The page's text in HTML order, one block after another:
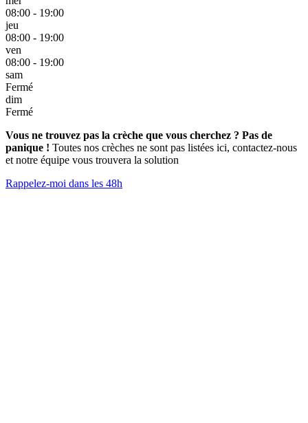
08:00 - 19:00
jeu
08:00 - 19:00
ven
08:00 - 19:00
sam
Fermé
dim
Fermé
Vous ne trouvez pas la crèche que vous cherchez ? Pas de
panique ! Toutes nos crèches ne sont pas listées ici, contactez-nous
et notre équipe vous trouvera la solution
Rappelez-moi dans les 48h